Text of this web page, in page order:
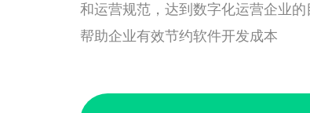
和运营规范，达到数字化运营企业的
帮助企业有效节约软件开发成本